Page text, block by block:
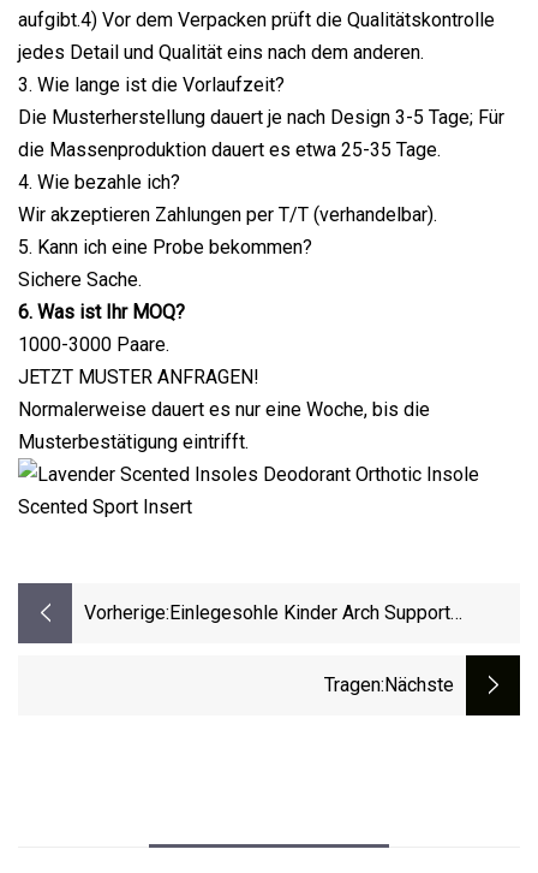
aufgibt.4) Vor dem Verpacken prüft die Qualitätskontrolle
jedes Detail und Qualität eins nach dem anderen.
3. Wie lange ist die Vorlaufzeit?
Die Musterherstellung dauert je nach Design 3-5 Tage; Für
die Massenproduktion dauert es etwa 25-35 Tage.
4. Wie bezahle ich?
Wir akzeptieren Zahlungen per T/T (verhandelbar).
5. Kann ich eine Probe bekommen?
Sichere Sache.
6. Was ist Ihr MOQ?
1000-3000 Paare.
JETZT MUSTER ANFRAGEN!
Normalerweise dauert es nur eine Woche, bis die
Musterbestätigung eintrifft.
Vorherige: Einlegesohle Kinder Arch Support
Korrektur Pad Einlegesohle
Tragen:nächste